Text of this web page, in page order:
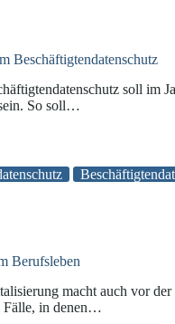
Beschäftigtendatenschutz
soll im
So soll…
Berufsleben
macht auch vor der
Fälle, in denen…